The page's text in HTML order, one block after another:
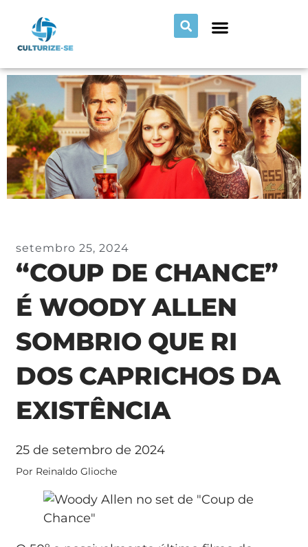
setembro 25, 2024
“COUP DE CHANCE”
É WOODY ALLEN
SOMBRIO QUE RI
DOS CAPRICHOS DA
EXISTÊNCIA
25 de setembro de 2024
Por Reinaldo Glioche